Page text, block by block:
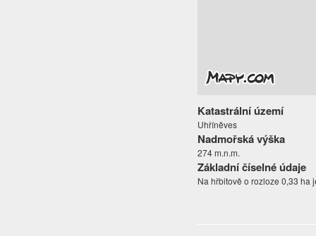
Katastrální území
Uhříněves
Nadmořská výška
274 m.n.m.
Základní číselné údaje
Na hřbitově o rozloze 0,33 ha